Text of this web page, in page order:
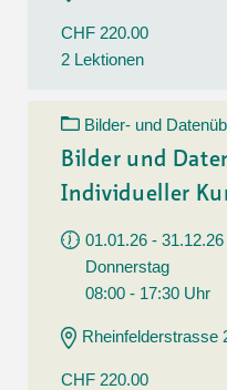
CHF 220.00
2 Lektionen
Bilder- und
Bilder und
Individueller
01.01.26 - 31.12.26
Donnerstag
08:00 - 17:30 Uhr
Rheinfelderstrasse
CHF 220.00